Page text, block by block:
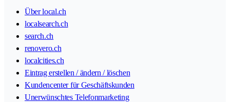
Über local.ch
localsearch.ch
search.ch
renovero.ch
localcities.ch
Eintrag erstellen / ändern / löschen
Kundencenter für Geschäftskunden
Unerwünschtes Telefonmarketing